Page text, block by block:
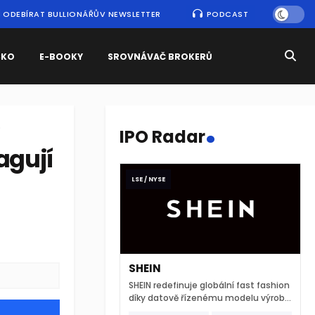
ODEBÍRAT BULLIONÁŘŮV NEWSLETTER PODCAST
E-BOOKY SROVNÁVAČ BROKERŮ
IPO Radar.
LSE / NYSE
SHEIN
SHEIN redefinuje globální fast fashion
díky datově řízenému modelu výroby